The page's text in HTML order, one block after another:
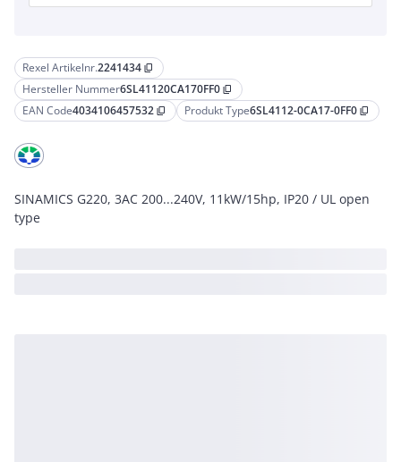
Rexel Artikelnr.2241434 content_copy
Hersteller Nummer6SL41120CA170FF0 content_copy
EAN Code4034106457532 content_copy Produkt Type6SL4112-0CA17-0FF0 content_copy
SINAMICS G220, 3AC 200...240V, 11kW/15hp, IP20 / UL open
type